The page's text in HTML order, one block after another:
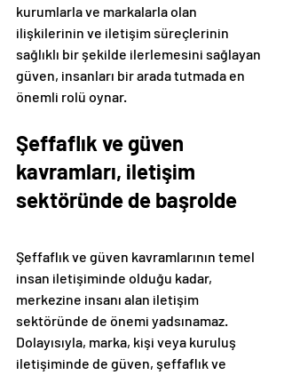
kurumlarla ve markalarla olan
ilişkilerinin ve iletişim süreçlerinin
sağlıklı bir şekilde ilerlemesini sağlayan
güven, insanları bir arada tutmada en
önemli rolü oynar.
Şeffaflık ve güven
kavramları, iletişim
sektöründe de başrolde
Şeffaflık ve güven kavramlarının temel
insan iletişiminde olduğu kadar,
merkezine insanı alan iletişim
sektöründe de önemi yadsınamaz.
Dolayısıyla, marka, kişi veya kuruluş
iletişiminde de güven, şeffaflık ve